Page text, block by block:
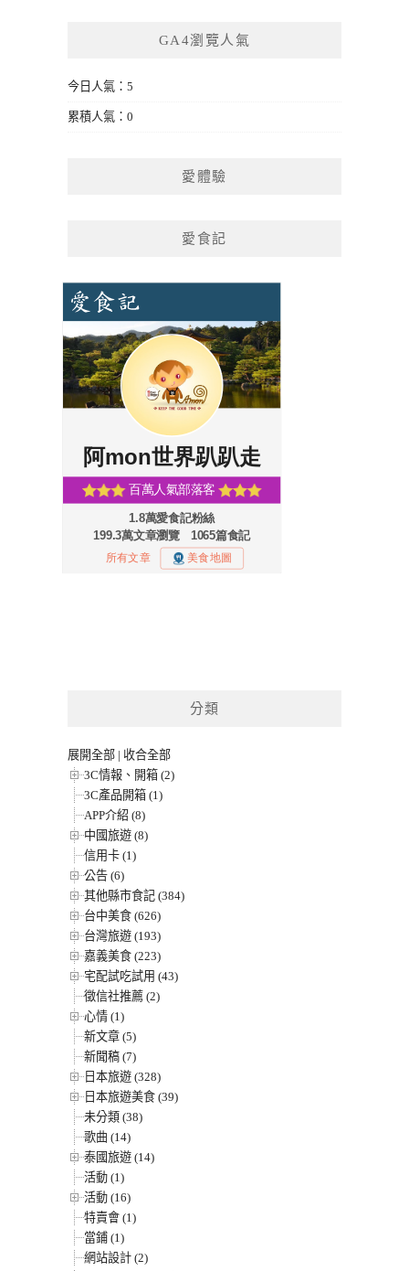
GA4瀏覽人氣
今日人氣：5
累積人氣：0
愛體驗
愛食記
分類
展開全部 | 收合全部
3C情報、開箱 (2)
3C產品開箱 (1)
APP介紹 (8)
中國旅遊 (8)
信用卡 (1)
公告 (6)
其他縣市食記 (384)
台中美食 (626)
台灣旅遊 (193)
嘉義美食 (223)
宅配試吃試用 (43)
徵信社推薦 (2)
心情 (1)
新文章 (5)
新聞稿 (7)
日本旅遊 (328)
日本旅遊美食 (39)
未分類 (38)
歌曲 (14)
泰國旅遊 (14)
活動 (1)
活動 (16)
特賣會 (1)
當鋪 (1)
網站設計 (2)